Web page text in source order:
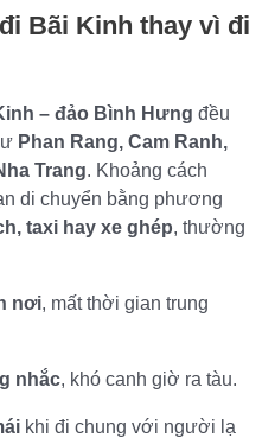
Bãi Kinh thay vì đi
– đảo Bình Hưng đều
Phan Rang, Cam Ranh,
Trang. Khoảng cách
di chuyển bằng phương
taxi hay xe ghép, thường
nơi, mất thời gian trung
nhắc, khó canh giờ ra tàu.
khi đi chung với người lạ